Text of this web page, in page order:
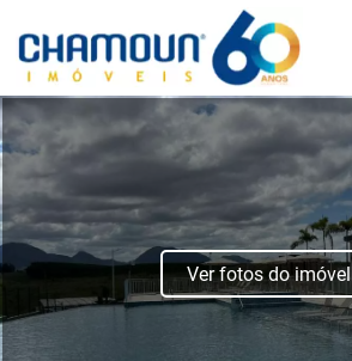
Ver fotos do imóvel